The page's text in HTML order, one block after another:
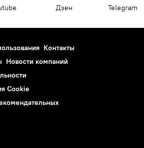
Дзен Telegram
Контакты
Новости компаний
Cookie